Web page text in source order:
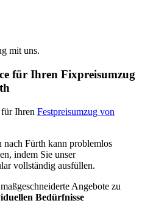
mit uns.
für Ihren Fixpreisumzug
Ihren Festpreisumzug von
Fürth kann problemlos
indem Sie unser
vollständig ausfüllen.
Angebote zu
Bedürfnisse